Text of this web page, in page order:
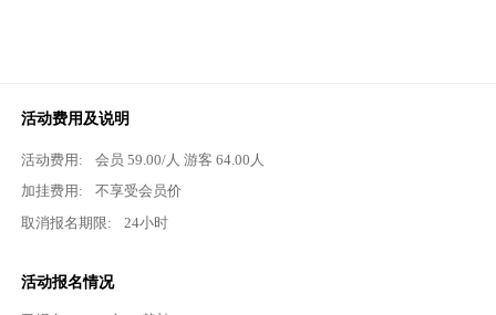
活动费用及说明
活动费用: 会员59.00/人 游客64.00 人
加挂费用:
不享受会员价
取消报名期限:
24小时
活动报名情况